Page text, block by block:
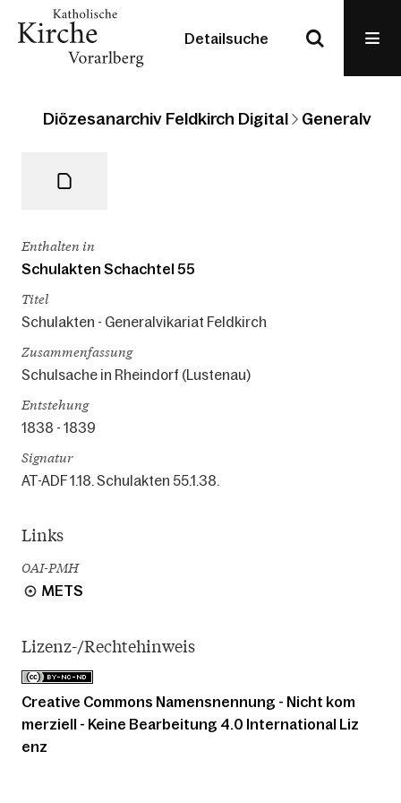
Detailsuche
Diözesanarchiv Feldkirch Digital
Enthalten in
Schulakten Schachtel 55
Titel
Schulakten - Generalvikariat Feldkirch
Zusammenfassung
Schulsache in Rheindorf (Lustenau)
Entstehung
1838 - 1839
Signatur
AT-ADF 1.18. Schulakten 55.1.38.
Links
OAI-PMH
METS
Lizenz-/Rechtehinweis
Creative Commons Namensnennung - Nicht kom
merziell - Keine Bearbeitung 4.0 International Liz
enz